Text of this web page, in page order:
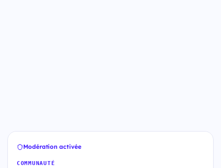
Modération activée
COMMUNAUTÉ